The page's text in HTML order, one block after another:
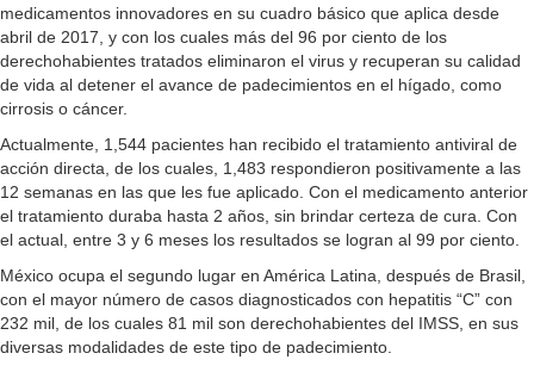
medicamentos innovadores en su cuadro básico que aplica desde
abril de 2017, y con los cuales más del 96 por ciento de los
derechohabientes tratados eliminaron el virus y recuperan su calidad
de vida al detener el avance de padecimientos en el hígado, como
cirrosis o cáncer.
Actualmente, 1,544 pacientes han recibido el tratamiento antiviral de
acción directa, de los cuales, 1,483 respondieron positivamente a las
12 semanas en las que les fue aplicado. Con el medicamento anterior
el tratamiento duraba hasta 2 años, sin brindar certeza de cura. Con
el actual, entre 3 y 6 meses los resultados se logran al 99 por ciento.
México ocupa el segundo lugar en América Latina, después de Brasil,
con el mayor número de casos diagnosticados con hepatitis “C” con
232 mil, de los cuales 81 mil son derechohabientes del IMSS, en sus
diversas modalidades de este tipo de padecimiento.